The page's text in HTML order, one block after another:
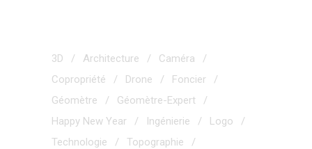
3D Architecture
Caméra
Copropriété
Drone
Foncier
Géomètre
Géomètre-Expert
Happy New Year
Ingénierie
Logo
Technologie
Topographie